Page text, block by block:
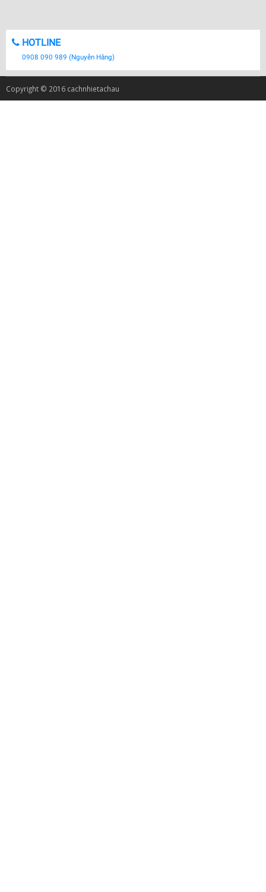
HOTLINE
0908 090 989 (Nguyễn Hằng)
Copyright © 2016 cachnhietachau